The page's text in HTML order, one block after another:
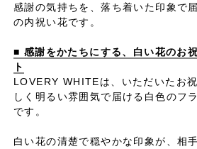
感謝の気持ちを、落ち着いた印象で
の内祝い花です。
■ 感謝をかたちにする、白い花のお
ト
LOVERY WHITEは、いただいたお
しく明るい雰囲気で届ける白色のフ
です。
白い花の清楚で穏やかな印象が、相